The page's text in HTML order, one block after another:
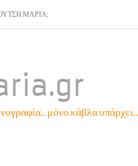
ΜΑΡΙΑ;
μόνο κάβλα υπάρχει..